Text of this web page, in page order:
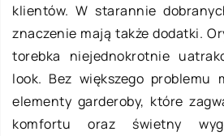
klientów. W starannie
znaczenie mają także dodatki.
torebka niejednokrotnie
look. Bez większego problemu
elementy garderoby, które
komfortu oraz świetny